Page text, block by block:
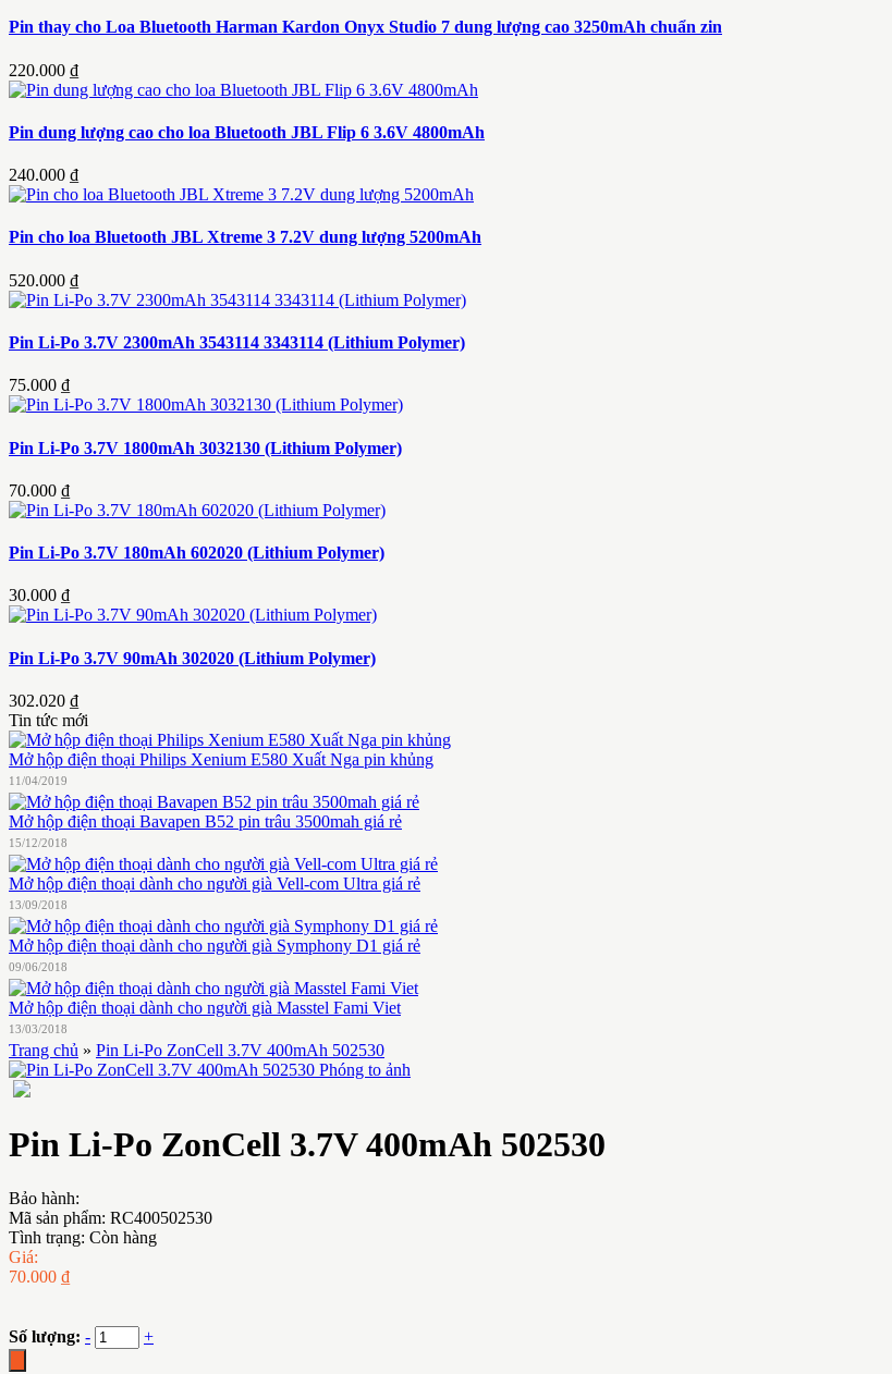
Pin thay cho Loa Bluetooth Harman Kardon Onyx Studio 7 dung lượng cao 3250mAh chuẩn zin
220.000 ₫
Pin dung lượng cao cho loa Bluetooth JBL Flip 6 3.6V 4800mAh
240.000 ₫
Pin cho loa Bluetooth JBL Xtreme 3 7.2V dung lượng 5200mAh
520.000 ₫
Pin Li-Po 3.7V 2300mAh 3543114 3343114 (Lithium Polymer)
75.000 ₫
Pin Li-Po 3.7V 1800mAh 3032130 (Lithium Polymer)
70.000 ₫
Pin Li-Po 3.7V 180mAh 602020 (Lithium Polymer)
30.000 ₫
Pin Li-Po 3.7V 90mAh 302020 (Lithium Polymer)
302.020 ₫
Tin tức mới
Mở hộp điện thoại Philips Xenium E580 Xuất Nga pin khủng
11/04/2019
Mở hộp điện thoại Bavapen B52 pin trâu 3500mah giá rẻ
15/12/2018
Mở hộp điện thoại dành cho người già Vell-com Ultra giá rẻ
13/09/2018
Mở hộp điện thoại dành cho người già Symphony D1 giá rẻ
09/06/2018
Mở hộp điện thoại dành cho người già Masstel Fami Viet
13/03/2018
Trang chủ » Pin Li-Po ZonCell 3.7V 400mAh 502530
Phóng to ảnh
Pin Li-Po ZonCell 3.7V 400mAh 502530
Bảo hành:
Mã sản phẩm: RC400502530
Tình trạng: Còn hàng
Giá:
70.000 ₫
Số lượng: - +